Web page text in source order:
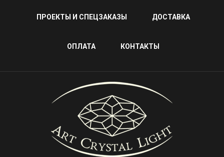
ПРОЕКТЫ И СПЕЦЗАКАЗЫ ДОСТАВКА
ОПЛАТА КОНТАКТЫ